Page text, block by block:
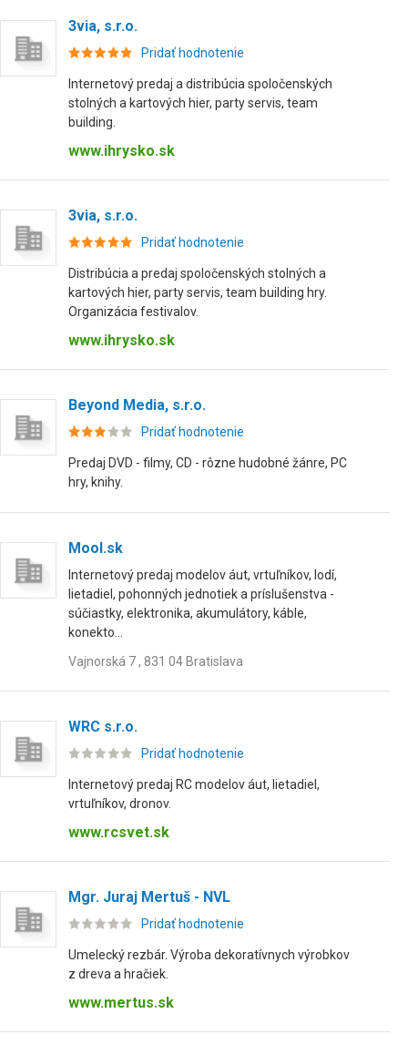
3via, s.r.o.
Pridať hodnotenie
Internetový predaj a distribúcia spoločenských
stolných a kartových hier, party servis, team
building.
www.ihrysko.sk
3via, s.r.o.
Pridať hodnotenie
Distribúcia a predaj spoločenských stolných a
kartových hier, party servis, team building hry.
Organizácia festivalov.
www.ihrysko.sk
Beyond Media, s.r.o.
Pridať hodnotenie
Predaj DVD - filmy, CD - rôzne hudobné žánre, PC
hry, knihy.
Mool.sk
Internetový predaj modelov áut, vrtuľníkov, lodí,
lietadiel, pohonných jednotiek a príslušenstva -
súčiastky, elektronika, akumulátory, káble,
konekto...
Vajnorská 7 , 831 04 Bratislava
WRC s.r.o.
Pridať hodnotenie
Internetový predaj RC modelov áut, lietadiel,
vrtuľníkov, dronov.
www.rcsvet.sk
Mgr. Juraj Mertuš - NVL
Pridať hodnotenie
Umelecký rezbár. Výroba dekoratívnych výrobkov
z dreva a hračiek.
www.mertus.sk